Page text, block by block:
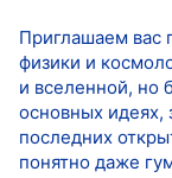
Приглашаем вас
физики и
и вселенной, но
основных идеях,
последних
понятно даже